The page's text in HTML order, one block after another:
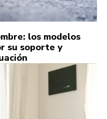
los modelos
su soporte y